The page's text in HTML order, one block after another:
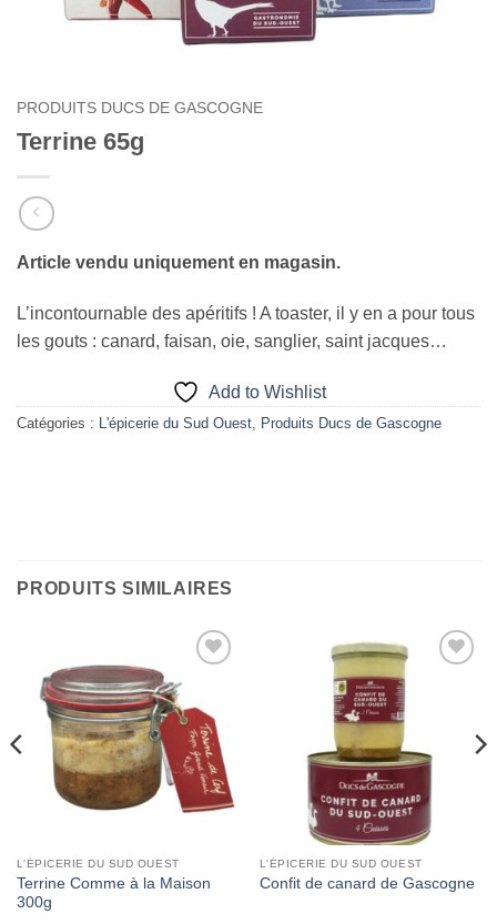
PRODUITS DUCS DE GASCOGNE
Terrine 65g
Article vendu uniquement en magasin.
L’incontournable des apéritifs ! A toaster, il y en a pour tous
les gouts : canard, faisan, oie, sanglier, saint jacques…
Add to Wishlist
Catégories : L'épicerie du Sud Ouest, Produits Ducs de Gascogne
PRODUITS SIMILAIRES
L'ÉPICERIE DU SUD OUEST
Terrine Comme à la Maison
300g
L'ÉPICERIE DU SUD OUEST
Confit de canard de Gascogne